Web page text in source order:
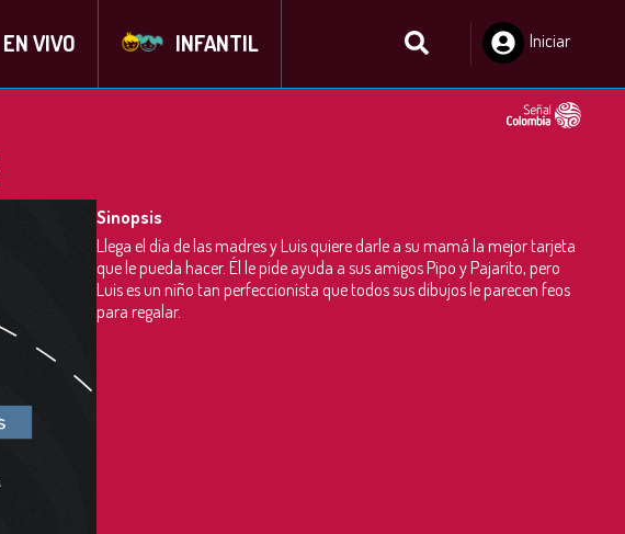
EN VIVO INFANTIL
Iniciar
Sinopsis
Llega el día de las madres y Luis quiere darle a su mamá la mejor tarjeta
que le pueda hacer. Él le pide ayuda a sus amigos Pipo y Pajarito, pero
Luis es un niño tan perfeccionista que todos sus dibujos le parecen feos
para regalar.